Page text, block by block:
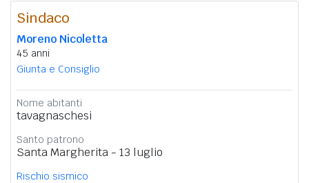
Sindaco
Moreno Nicoletta
45 anni
Giunta e Consiglio
Nome abitanti
tavagnaschesi
Santo patrono
Santa Margherita - 13 luglio
Rischio sismico